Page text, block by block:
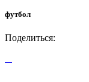
футбол
Поделиться: